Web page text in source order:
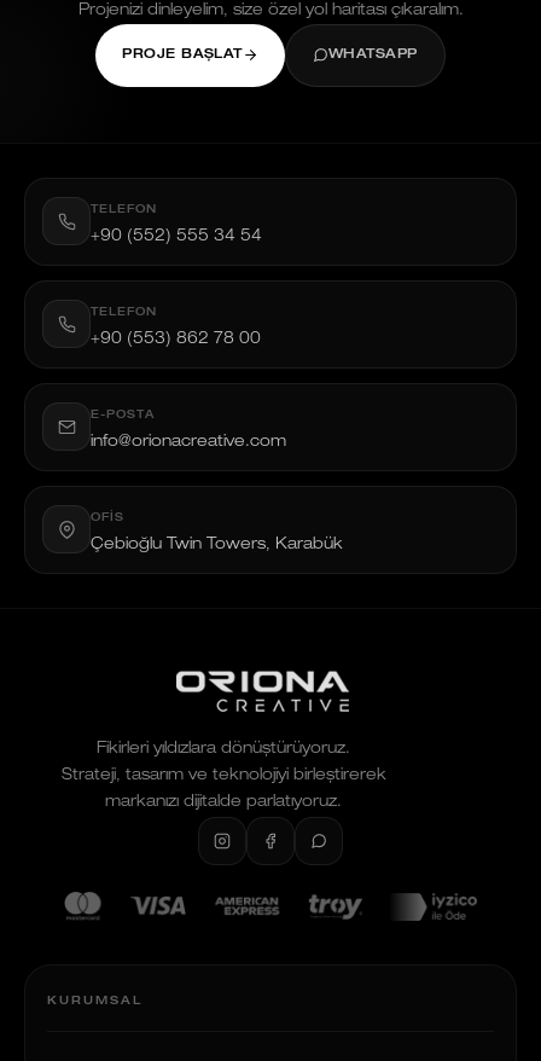
Projenizi dinleyelim, size özel yol haritası çıkaralım.
PROJE BAŞLAT WHATSAPP
TELEFON
+90 (552) 555 34 54
TELEFON
+90 (553) 862 78 00
E-POSTA
info@orionacreative.com
OFIS
Çebioğlu Twin Towers, Karabük
Fikirleri yıldızlara dönüştürüyoruz.
Strateji, tasarım ve teknolojiyi birleştirerek
markanızı dijitalde parlatıyoruz.
KURUMSAL